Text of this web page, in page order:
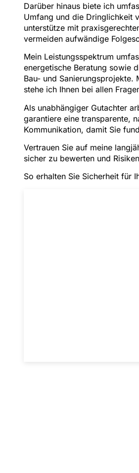
Darüber hinaus biete ich
Umfang und die Dringlichkeit
unterstütze mit
vermeiden aufwändige
Mein Leistungsspektrum
energetische Beratung sowie
Bau- und Sanierungsprojekte.
stehe ich Ihnen bei allen
Als unabhängiger Gutachter
garantiere eine transparente,
Kommunikation, damit Sie
Vertrauen Sie auf meine
sicher zu bewerten und
So erhalten Sie Sicherheit für